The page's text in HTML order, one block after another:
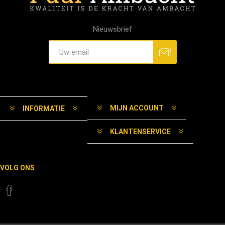
Nieuwsbrief
INFORMATIE MIJN ACCOUNT
KLANTENSERVICE
VOLG ONS